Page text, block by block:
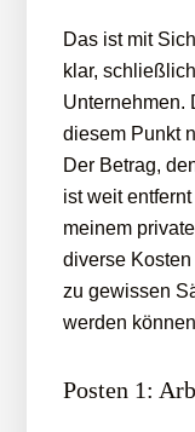
Das ist mit
klar,
Unternehmen.
diesem Punkt
Der Betrag,
ist weit
meinem
diverse
zu gewissen
werden
Posten 1: